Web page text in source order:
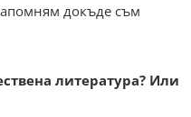
докъде съм
литература? Или